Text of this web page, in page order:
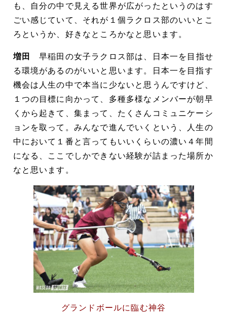
も、自分の中で見える世界が広がったというのはす
ごい感じていて、それが１個ラクロス部のいいとこ
ろというか、好きなところかなと思います。
増田
早稲田の女子ラクロス部は、日本一を目指せ
る環境があるのがいいと思います。日本一を目指す
機会は人生の中で本当に少ないと思うんですけど、
１つの目標に向かって、多種多様なメンバーが朝早
くから起きて、集まって、たくさんコミュニケーシ
ョンを取って。みんなで進んでいくという、人生の
中において１番と言ってもいいくらいの濃い４年間
になる、ここでしかできない経験が詰まった場所か
なと思います。
グランドボールに臨む神谷